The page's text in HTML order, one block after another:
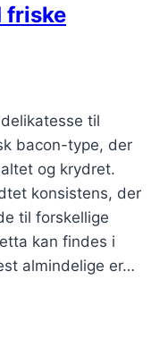
friske
til
bacon-type, der
og krydret.
konsistens, der
til forskellige
kan findes i
almindelige er…